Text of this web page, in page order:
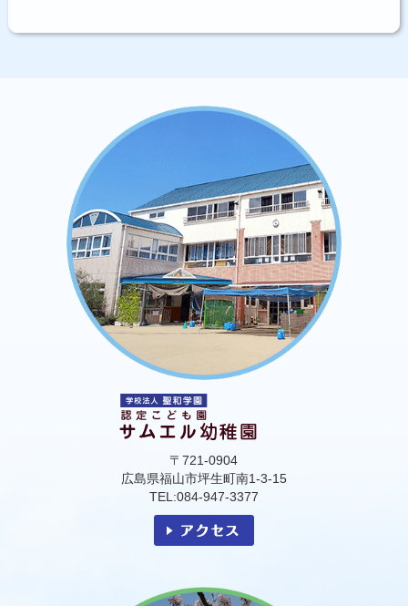
〒721-0904
広島県福山市坪生町南1-3-15
TEL:084-947-3377